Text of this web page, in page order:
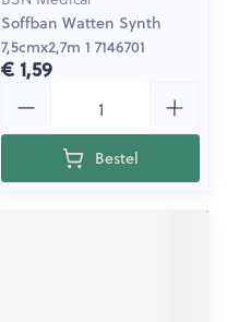
Soffban Watten Synth
7,5cmx2,7m 1 7146701
€ 1,59
Bestel